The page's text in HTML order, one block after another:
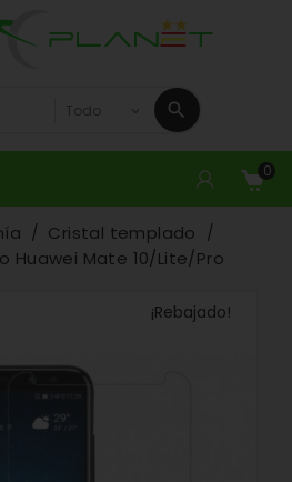
0
Cristal templado
Huawei Mate 10/Lite/Pro
¡Rebajado!